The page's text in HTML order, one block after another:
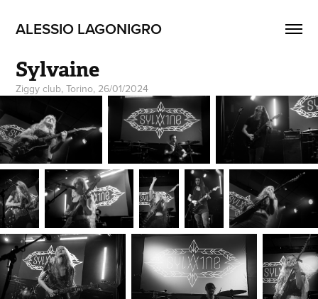
ALESSIO LAGONIGRO
Sylvaine
Ziggy club, Torino, 26/01/2024